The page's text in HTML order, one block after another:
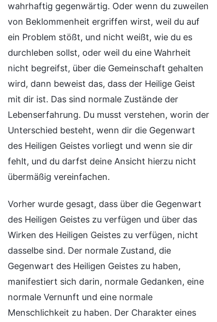
wahrhaftig gegenwärtig. Oder wenn du zuweilen
von Beklommenheit ergriffen wirst, weil du auf
ein Problem stößt, und nicht weißt, wie du es
durchleben sollst, oder weil du eine Wahrheit
nicht begreifst, über die Gemeinschaft gehalten
wird, dann beweist das, dass der Heilige Geist
mit dir ist. Das sind normale Zustände der
Lebenserfahrung. Du musst verstehen, worin der
Unterschied besteht, wenn dir die Gegenwart
des Heiligen Geistes vorliegt und wenn sie dir
fehlt, und du darfst deine Ansicht hierzu nicht
übermäßig vereinfachen.
Vorher wurde gesagt, dass über die Gegenwart
des Heiligen Geistes zu verfügen und über das
Wirken des Heiligen Geistes zu verfügen, nicht
dasselbe sind. Der normale Zustand, die
Gegenwart des Heiligen Geistes zu haben,
manifestiert sich darin, normale Gedanken, eine
normale Vernunft und eine normale
Menschlichkeit zu haben. Der Charakter eines